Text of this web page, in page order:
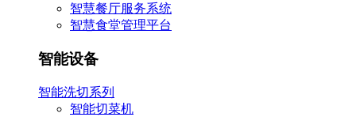
智慧餐厅服务系统
智慧食堂管理平台
智能设备
智能洗切系列
智能切菜机